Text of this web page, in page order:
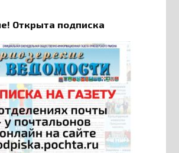
Открыта подписка